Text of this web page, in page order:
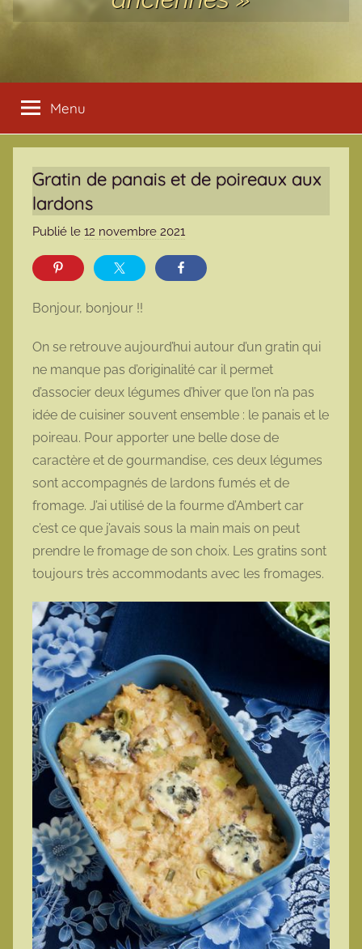
Menu
Gratin de panais et de poireaux aux
lardons
Publié le 12 novembre 2021
a
o
t
t
e
Bonjour, bonjour !!
On se retrouve aujourd’hui autour d’un gratin qui
ne manque pas d’originalité car il permet
d’associer deux légumes d’hiver que l’on n’a pas
idée de cuisiner souvent ensemble : le panais et le
poireau. Pour apporter une belle dose de
caractère et de gourmandise, ces deux légumes
sont accompagnés de lardons fumés et de
fromage. J’ai utilisé de la fourme d’Ambert car
c’est ce que j’avais sous la main mais on peut
prendre le fromage de son choix. Les gratins sont
toujours très accommodants avec les fromages.